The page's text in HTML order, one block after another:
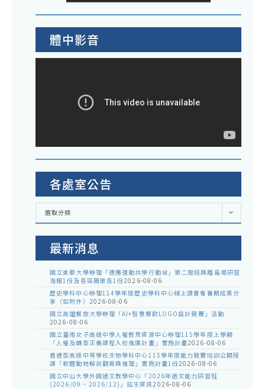
體中影音
各處室公告
各
室
選取分類
最新消息
國立東華大學辦理「適應運動共學行動站」第二階段與離島場研習
海報1份及各區簡章各1份2026-08-06
歷史學科中心辦理114學年度歷史學科中心線上讀書會暑期成果分
享（如附件） 2026-08-06
國立高雄餐旅大學辦理「AI+智慧餐飲LOGO設計競賽」活動
2026-08-06
國立臺南女子高級中學人權教育資源中心辦理115學年度上學期
「人權及轉型正義課程入校推廣計畫」實施計畫2026-08-06
普通型高級中等學校生物學科中心115學年度能力競賽培訓公開授
課「軟體動物解剖觀察與推理」實施計畫1份2026-08-06
國立中山大學外國語文教學中心「2026年語文能力研習班
(2026/09 ~ 2026/12)」招生資訊2026-08-06